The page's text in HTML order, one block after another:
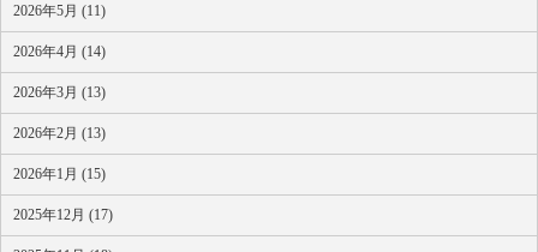
2026年5月 (11)
2026年4月 (14)
2026年3月 (13)
2026年2月 (13)
2026年1月 (15)
2025年12月 (17)